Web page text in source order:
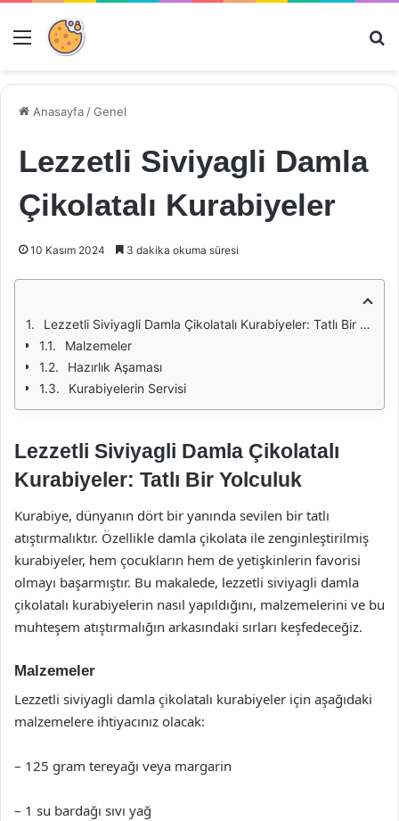
Menü
Anasayfa /Genel
Lezzetli Siviyagli Damla
Çikolatalı Kurabiyeler
10 Kasım 2024 3 dakika okuma süresi
Lezzetli Siviyagli Damla Çikolatalı Kurabiyeler: Tatlı Bir Yolculuk
Malzemeler
Hazırlık Aşaması
Kurabiyelerin Servisi
Lezzetli Siviyagli Damla Çikolatalı
Kurabiyeler: Tatlı Bir Yolculuk
Kurabiye, dünyanın dört bir yanında sevilen bir tatlı
atıştırmalıktır. Özellikle damla çikolata ile zenginleştirilmiş
kurabiyeler, hem çocukların hem de yetişkinlerin favorisi
olmayı başarmıştır. Bu makalede, lezzetli siviyagli damla
çikolatalı kurabiyelerin nasıl yapıldığını, malzemelerini ve bu
muhteşem atıştırmalığın arkasındaki sırları keşfedeceğiz.
Malzemeler
Lezzetli siviyagli damla çikolatalı kurabiyeler için aşağıdaki
malzemelere ihtiyacınız olacak:
– 125 gram tereyağı veya margarin
– 1 su bardağı sıvı yağ